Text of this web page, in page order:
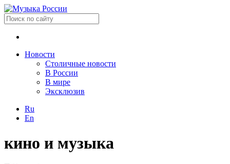
Новости
Столичные новости
В России
В мире
Эксклюзив
Ru
En
кино и музыка